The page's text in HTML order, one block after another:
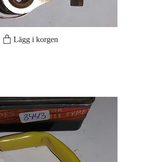
Lägg i korgen